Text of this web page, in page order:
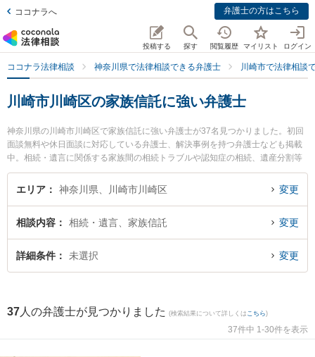
ココナラへ 弁護士の方はこちら
投稿する 探す 閲覧履歴 マイリスト ログイン
ココナラ法律相談 神奈川県で法律相談できる弁護士 川崎市で法律相談
川崎市川崎区の家族信託に強い弁護士
神奈川県の川崎市川崎区で家族信託に強い弁護士が37名見つかりました。初回
面談無料や休日面談に対応している弁護士、解決事例を持つ弁護士なども掲載
中。相続・遺言に関係する家族間の相続トラブルや認知症の相続、遺産分割等
の細かな分野での絞り込み検索もでき便利です。特に川崎さくら法律事務所の
木村 洋平弁護士や川崎オアシス法律事務所の津田 卓椰弁護士、川崎パシフィッ
ブルを今すぐに弁護士に相談したい』『家族信託のトラブル解決の実績豊富な
近くの弁護士を検索したい』『初回相談無料で家族信託を法律相談できる川崎
市川崎区内の弁護士に相談予約したい』などでお困りの相談者さんにおすすめ
エリア 神奈川県、川崎市川崎区 変更
相談内容 相続・遺言、家族信託 変更
詳細条件 未選択 変更
37 人の弁護士が見つかりました (検索結果について詳しくは こちら)
37件中 1-30件を表示